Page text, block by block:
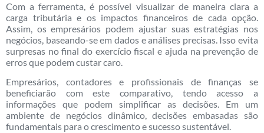
Com a ferramenta, é possível visualizar de maneira clara a
carga tributária e os impactos financeiros de cada opção.
Assim, os empresários podem ajustar suas estratégias nos
negócios, baseando-se em dados e análises precisas. Isso evita
surpresas no final do exercício fiscal e ajuda na prevenção de
erros que podem custar caro.
Empresários, contadores e profissionais de finanças se
beneficiarão com este comparativo, tendo acesso a
informações que podem simplificar as decisões. Em um
ambiente de negócios dinâmico, decisões embasadas são
fundamentais para o crescimento e sucesso sustentável.